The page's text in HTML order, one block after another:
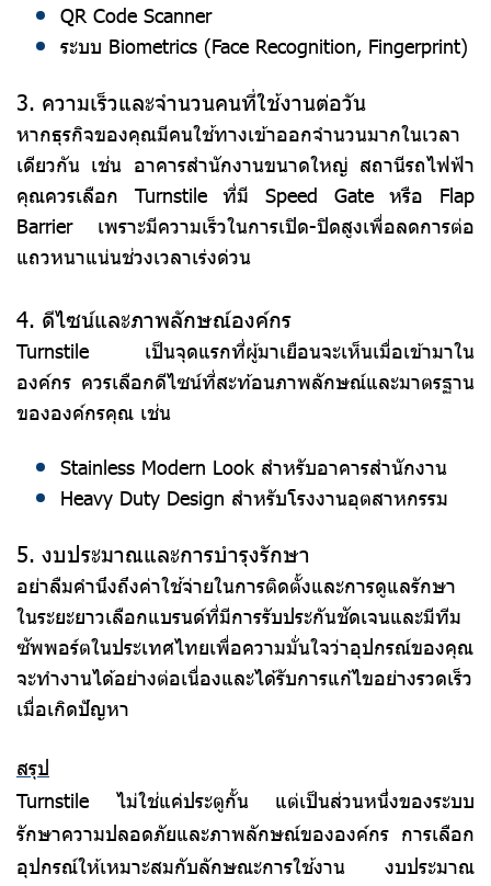
QR Code Scanner
ระบบ Biometrics (Face Recognition, Fingerprint)
3. ความเร็วและจำนวนคนที่ใช้งานต่อวัน
หากธุรกิจของคุณมีคนใช้ทางเข้าออกจำนวนมากในเวลา
เดียวกัน เช่น อาคารสำนักงานขนาดใหญ่ สถานีรถไฟฟ้า
คุณควรเลือก Turnstile ที่มี Speed Gate หรือ Flap
Barrier เพราะมีความเร็วในการเปิด-ปิดสูงเพื่อลดการต่อ
แถวหนาแน่นช่วงเวลาเร่งด่วน
4. ดีไซน์และภาพลักษณ์องค์กร
Turnstile เป็นจุดแรกที่ผู้มาเยือนจะเห็นเมื่อเข้ามาใน
องค์กร ควรเลือกดีไซน์ที่สะท้อนภาพลักษณ์และมาตรฐาน
ขององค์กรคุณ เช่น
Stainless Modern Look สำหรับอาคารสำนักงาน
Heavy Duty Design สำหรับโรงงานอุตสาหกรรม
5. งบประมาณและการบำรุงรักษา
อย่าลืมคำนึงถึงค่าใช้จ่ายในการติดตั้งและการดูแลรักษา
ในระยะยาวเลือกแบรนด์ที่มีการรับประกันชัดเจนและมีทีม
ซัพพอร์ตในประเทศไทยเพื่อความมั่นใจว่าอุปกรณ์ของคุณ
จะทำงานได้อย่างต่อเนื่องและได้รับการแก้ไขอย่างรวดเร็ว
เมื่อเกิดปัญหา
สรุป
Turnstile ไม่ใช่แค่ประตูกั้น แต่เป็นส่วนหนึ่งของระบบ
รักษาความปลอดภัยและภาพลักษณ์ขององค์กร การเลือก
อุปกรณ์ให้เหมาะสมกับลักษณะการใช้งาน งบประมาณ